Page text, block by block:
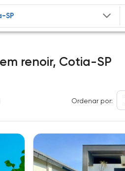
renoir, Cotia-SP
Ordenar por: